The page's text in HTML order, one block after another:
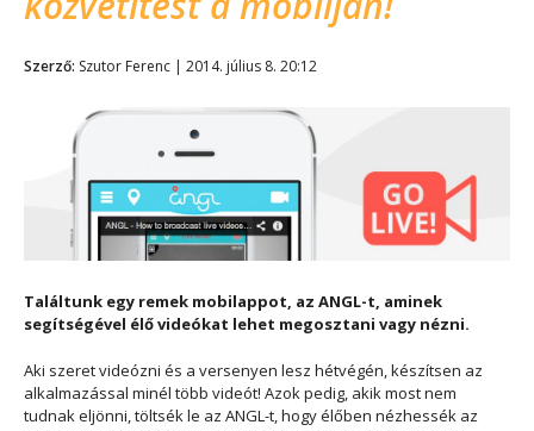
Szerző: Szutor Ferenc | 2014. július 8. 20:12
Találtunk egy remek mobilappot, az ANGL-t, aminek
segítségével élő videókat lehet megosztani vagy nézni.
Aki szeret videózni és a versenyen lesz hétvégén, készítsen az
alkalmazással minél több videót! Azok pedig, akik most nem
tudnak eljönni, töltsék le az ANGL-t, hogy élőben nézhessék az